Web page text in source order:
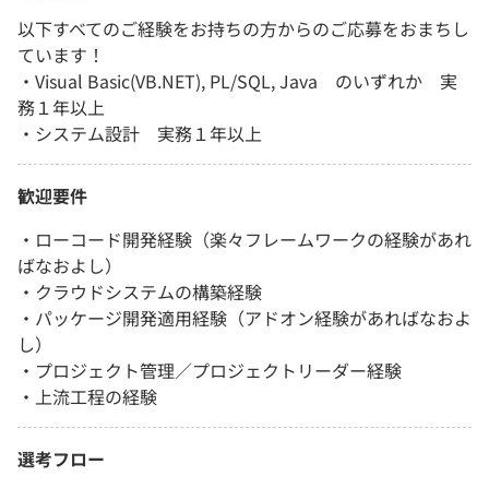
以下すべてのご経験をお持ちの方からのご応募をおまちし
ています！
・Visual Basic(VB.NET), PL/SQL, Java のいずれか 実
務１年以上
・システム設計 実務１年以上
歓迎要件
・ローコード開発経験（楽々フレームワークの経験があれ
ばなおよし）
・クラウドシステムの構築経験
・パッケージ開発適用経験（アドオン経験があればなおよ
し）
・プロジェクト管理／プロジェクトリーダー経験
・上流工程の経験
選考フロー